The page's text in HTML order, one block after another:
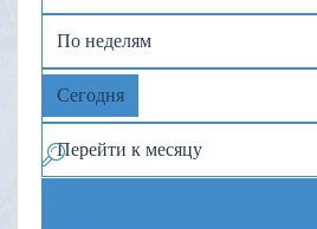
По неделям
Сегодня
Перейти к месяцу